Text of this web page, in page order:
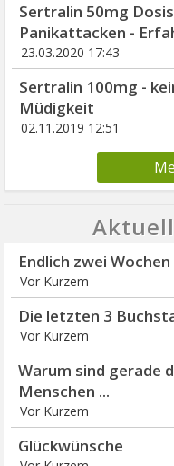
Sertralin 50mg
Panikattacken -
23.03.2020 17:43
Sertralin 100mg -
Müdigkeit
02.11.2019 12:51
Endlich zwei
Vor Kurzem
Die letzten 3
Vor Kurzem
Warum sind gerade
Menschen ...
Vor Kurzem
Glückwünsche